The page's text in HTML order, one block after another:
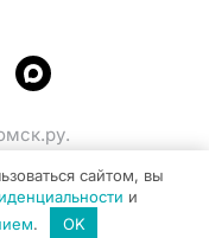
связи и массовых
сайтом, вы
и
. OK